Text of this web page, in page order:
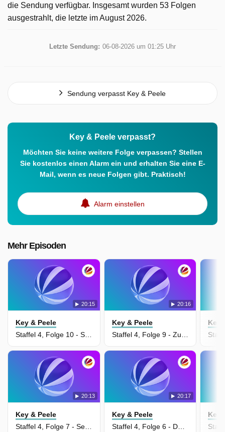
die Sendung verfügbar. Insgesamt wurden 53 Folgen
ausgestrahlt, die letzte im August 2026.
Letzte Sendung: 06-08-2026 um 01:25 Uhr
Sendung verpasst Key & Peele
Key & Peele verpasst?
Möchten Sie keine weitere Folge verpassen? Stellen
Sie kostenlos einen Alarm ein und erhalten Sie eine E-
Mail, wenn es neue Folgen gibt. Praktisch!
Alarm einstellen
Mehr Episoden
20:15
Key & Peele
Staffel 4, Folge 10 - Sexsüchtiger Idiot
20:16
Key & Peele
Staffel 4, Folge 9 - Zusammenbruch beim Aerobic
20:13
Key & Peele
20:17
Key & Peele
Staffel 4, Folge 6 - Der gruseligste Film aller Zeiten
Key
Key